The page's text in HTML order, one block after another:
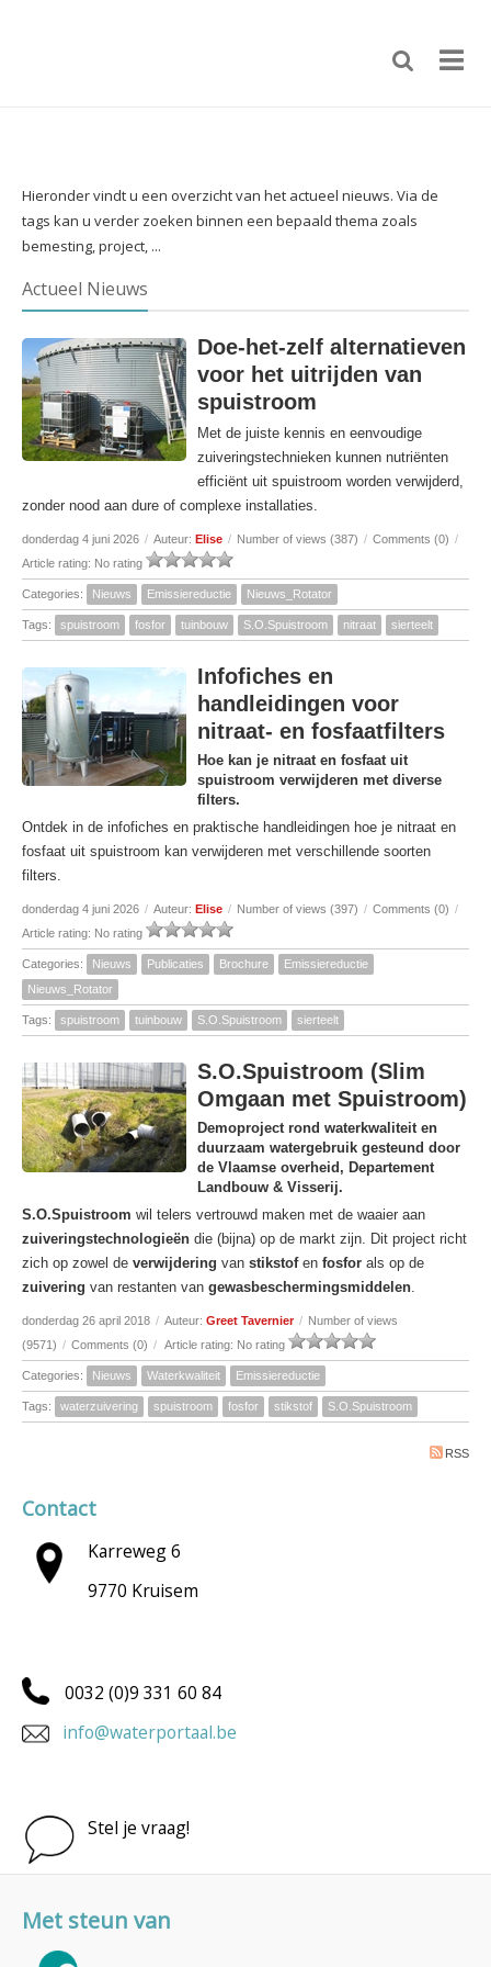
Hieronder vindt u een overzicht van het actueel nieuws. Via de
tags kan u verder zoeken binnen een bepaald thema zoals
bemesting, project, ...
Actueel Nieuws
Doe-het-zelf alternatieven
voor het uitrijden van
spuistroom
Met de juiste kennis en eenvoudige
zuiveringstechnieken kunnen nutriënten
efficiënt uit spuistroom worden verwijderd,
zonder nood aan dure of complexe installaties.
donderdag 4 juni 2026 / Auteur: Elise / Number of views (387) / Comments (0) /
Article rating: No rating
Categories: Nieuws Emissiereductie Nieuws_Rotator
Tags: spuistroom fosfor tuinbouw S.O.Spuistroom nitraat sierteelt
Infofiches en
handleidingen voor
nitraat- en fosfaatfilters
Hoe kan je nitraat en fosfaat uit
spuistroom verwijderen met diverse
filters.
Ontdek in de infofiches en praktische handleidingen hoe je nitraat en
fosfaat uit spuistroom kan verwijderen met verschillende soorten
filters.
donderdag 4 juni 2026 / Auteur: Elise / Number of views (397) / Comments (0) /
Article rating: No rating
Categories: Nieuws Publicaties Brochure
Emissiereductie
Nieuws_Rotator
Tags: spuistroom tuinbouw S.O.Spuistroom sierteelt
S.O.Spuistroom (Slim
Omgaan met Spuistroom)
Demoproject rond waterkwaliteit en
duurzaam watergebruik gesteund door
de Vlaamse overheid, Departement
Landbouw & Visserij.
S.O.Spuistroom wil telers vertrouwd maken met de waaier aan
zuiveringstechnologieën die (bijna) op de markt zijn. Dit project richt
zich op zowel de verwijdering van stikstofen fosfor als op de
zuivering van restanten van gewasbeschermingsmiddelen.
donderdag 26 april 2018 / Auteur: Greet Tavernier / Number of views
(9571) / Comments (0) / Article rating: No rating
Categories: Nieuws Waterkwaliteit Emissiereductie
Tags: waterzuivering spuistroom fosfor stikstof S.O.Spuistroom
RSS
Contact
Karreweg 6
9770 Kruisem
0032 (0)9 331 60 84
info@waterportaal.be
Stel je vraag!
Met steun van